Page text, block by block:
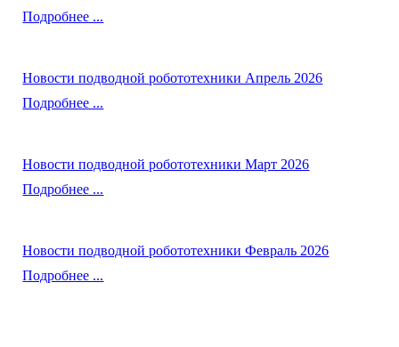
Подробнее ...
Новости подводной робототехники Апрель 2026
Подробнее ...
Новости подводной робототехники Март 2026
Подробнее ...
Новости подводной робототехники Февраль 2026
Подробнее ...